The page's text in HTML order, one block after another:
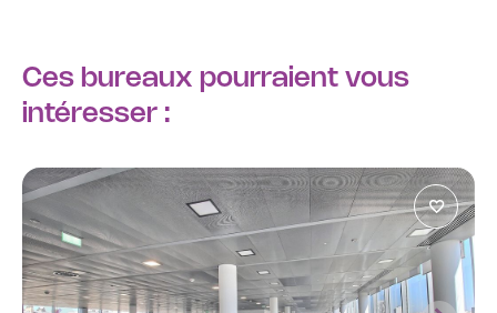
Ces bureaux pourraient vous
intéresser :